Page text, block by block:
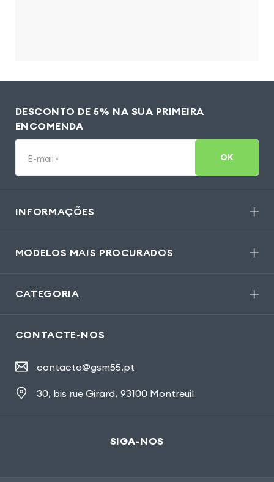
DESCONTO DE 5% NA SUA PRIMEIRA
ENCOMENDA
E-mail * OK
INFORMAÇÕES
MODELOS MAIS PROCURADOS
CATEGORIA
CONTACTE-NOS
contacto@gsm55.pt
30, bis rue Girard, 93100 Montreuil
SIGA-NOS